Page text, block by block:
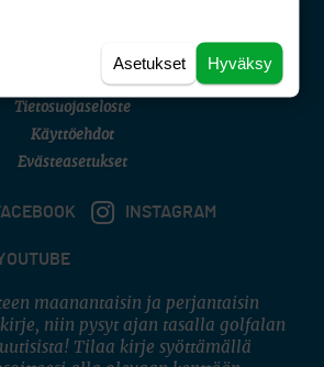
(digi) digi@otavamedia.fi
Tietosuojaseloste
Käyttöehdot
Evästeasetukset
INSTAGRAM
maanantaisin ja perjantaisin
niin pysyt ajan tasalla golfalan
Tilaa kirje syöttämällä
Hyväksy
Asetukset